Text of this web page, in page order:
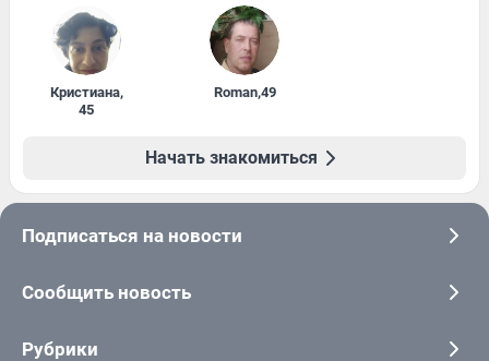
Кристиана,
45
Roman,49
Начать знакомиться
Подписаться на новости
Сообщить новость
Рубрики